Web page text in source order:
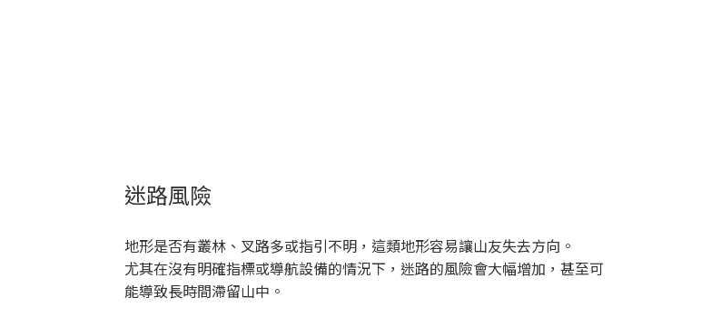
迷路風險
地形是否有叢林、叉路多或指引不明，這類地形容易讓山友失去方向。
尤其在沒有明確指標或導航設備的情況下，迷路的風險會大幅增加，甚至可
能導致長時間滯留山中。